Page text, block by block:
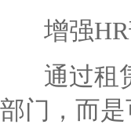
增强HR
通过租赁
部门，而